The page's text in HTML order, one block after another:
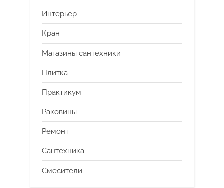
Интерьер
Кран
Магазины сантехники
Плитка
Практикум
Раковины
Ремонт
Сантехника
Смесители